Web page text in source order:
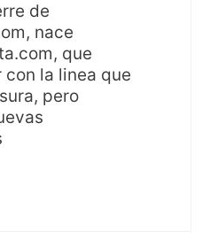
de
nace
que
la linea que
pero